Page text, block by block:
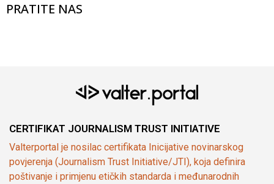
PRATITE NAS
CERTIFIKAT JOURNALISM TRUST INITIATIVE
Valterportal je nosilac certifikata Inicijative novinarskog
povjerenja (Journalism Trust Initiative/JTI), koja definira
poštivanje i primjenu etičkih standarda i međunarodnih